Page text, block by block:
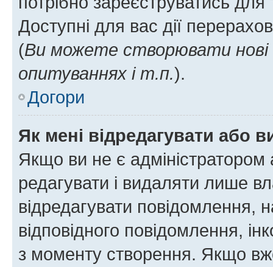
Доступні для вас дії
(Ви можете створювати
опитуваннях і т.п.).
Догори
Як мені відредагувати або
Якщо ви не є
редагувати і видаляти лише
відредагувати повідомлення,
відповідного повідомлення,
з моменту створення. Якщо